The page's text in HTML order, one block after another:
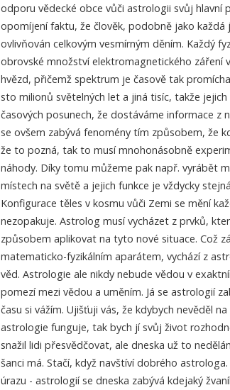
odporu vědecké obce vůči astrologii svůj hlavní
opomíjení faktu, že člověk, podobně jako každá
ovlivňován celkovým vesmírným děním. Každý
obrovské množství elektromagnetického záření
hvězd, přičemž spektrum je časově tak
sto milionů světelných let a jiná tisíc, takže
časových posunech, že dostáváme informace z
se ovšem zabývá fenomény tím způsobem, že
že to pozná, tak to musí mnohonásobně
náhody. Díky tomu můžeme pak např. vyrábět
místech na světě a jejich funkce je vždycky
Konfigurace těles v kosmu vůči Zemi se mění
nezopakuje. Astrolog musí vycházet z prvků,
způsobem aplikovat na tyto nové situace. Což
matematicko-fyzikálním aparátem, vychází z
věd. Astrologie ale nikdy nebude vědou v
pomezí mezi vědou a uměním. Já se astrologií
času si vážím. Ujišťuji vás, že kdybych nevěděl
astrologie funguje, tak bych jí svůj život
snažil lidi přesvědčovat, ale dneska už to
šanci má. Stačí, když navštíví dobrého
úrazu - astrologií se dneska zabývá kdejaký